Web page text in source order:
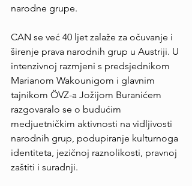
narodne grupe.
CAN se već 40 ljet zalaže za očuvanje i
širenje prava narodnih grup u Austriji. U
intenzivnoj razmjeni s predsjednikom
Marianom Wakounigom i glavnim
tajnikom ÖVZ-a Jožijom Buranićem
razgovaralo se o budućim
medjuetničkim aktivnosti na vidljivosti
narodnih grup, podupiranje kulturnoga
identiteta, jezičnoj raznolikosti, pravnoj
zaštiti i suradnji.